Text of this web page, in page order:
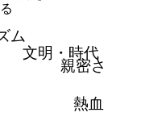
ム
文明・時代
親密さ
熱血